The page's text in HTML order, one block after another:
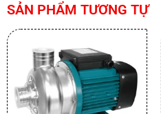
SẢN PHẨM TƯƠNG TỰ